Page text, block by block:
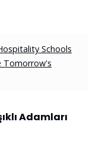
Schools
Tomorrow's
Adamları